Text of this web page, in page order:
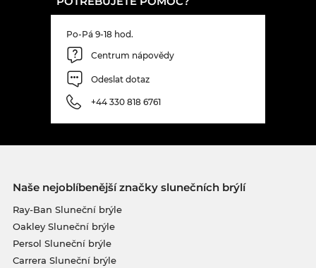
Po-Pá 9-18 hod.
Centrum nápovědy
Odeslat dotaz
+44 330 818 6761
Naše nejoblíbenější značky slunečních brýlí
Ray-Ban Sluneční brýle
Oakley Sluneční brýle
Persol Sluneční brýle
Carrera Sluneční brýle